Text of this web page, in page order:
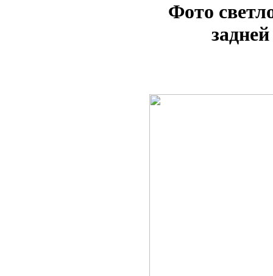
Фото